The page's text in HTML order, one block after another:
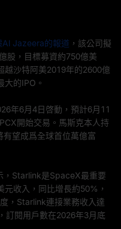
Al Jazeera的報道 ，該公司擬
股，目標募資約750億美
越沙特阿美2019年的2600億
大的IPO。
年6月4日啓動，預計6月11
開始交易。馬斯克本人持
望成爲全球首位萬億富
，Starlink是SpaceX最重要
收入，同比增長約50%，
，Starlink連接業務收入達
訂閱用戶數在2026年3月底